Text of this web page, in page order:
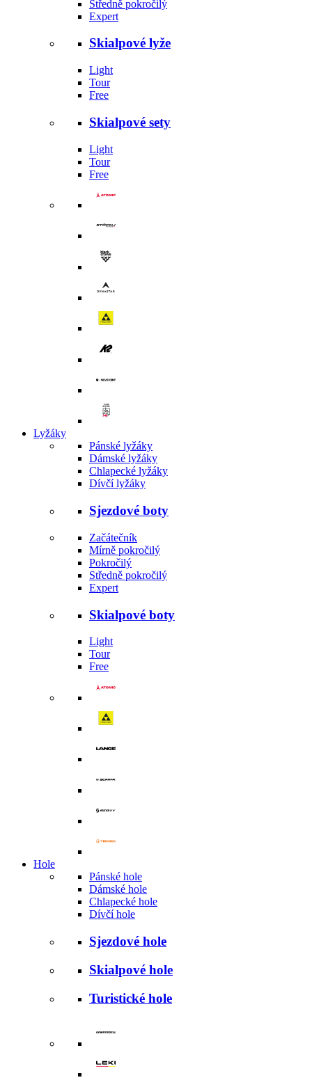
Středně pokročilý
Expert
Skialpové lyže
Light
Tour
Free
Skialpové sety
Light
Tour
Free
Lyžáky
Pánské lyžáky
Dámské lyžáky
Chlapecké lyžáky
Dívčí lyžáky
Sjezdové boty
Začátečník
Mírně pokročilý
Pokročilý
Středně pokročilý
Expert
Skialpové boty
Light
Tour
Free
Hole
Pánské hole
Dámské hole
Chlapecké hole
Dívčí hole
Sjezdové hole
Skialpové hole
Turistické hole